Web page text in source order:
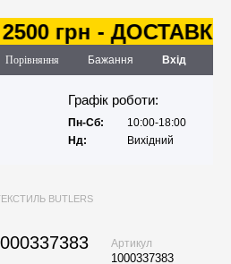
грн - ДОСТАВКА за
Порівняння Бажання Вхід
Графік роботи:
Пн-Сб:
10:00-18:00
Нд:
Вихідний
BUTLERS
Артикул
1000337383